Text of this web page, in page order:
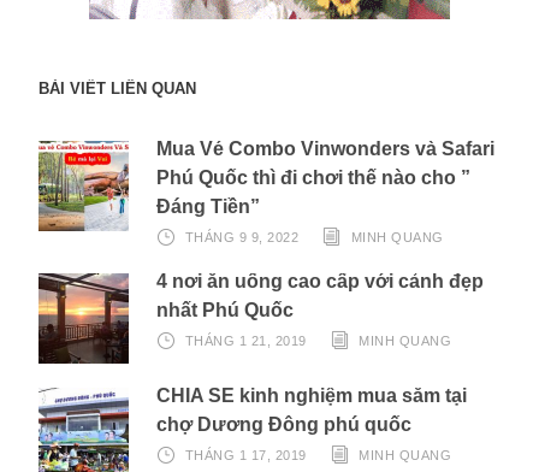
BÀI VIẾT LIÊN QUAN
Mua Vé Combo Vinwonders và Safari
Phú Quốc thì đi chơi thế nào cho ”
Đáng Tiền”
THÁNG 9 9, 2022 MINH QUANG
4 nơi ăn uống cao cấp với cảnh đẹp
nhất Phú Quốc
THÁNG 1 21, 2019 MINH QUANG
CHIA SẺ kinh nghiệm mua sắm tại
chợ Dương Đông phú quốc
THÁNG 1 17, 2019 MINH QUANG